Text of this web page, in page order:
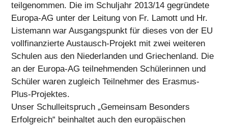
teilgenommen. Die im Schuljahr 2013/14 gegründete
Europa-AG unter der Leitung von Fr. Lamott und Hr.
Listemann war Ausgangspunkt für dieses von der EU
vollfinanzierte Austausch-Projekt mit zwei weiteren
Schulen aus den Niederlanden und Griechenland. Die
an der Europa-AG teilnehmenden Schülerinnen und
Schüler waren zugleich Teilnehmer des Erasmus-
Plus-Projektes.
Unser Schulleitspruch „Gemeinsam Besonders
Erfolgreich“ beinhaltet auch den europäischen